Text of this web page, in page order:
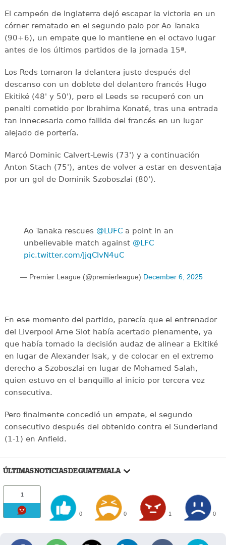
El campeón de Inglaterra dejó escapar la victoria en un
córner rematado en el segundo palo por Ao Tanaka
(90+6), un empate que lo mantiene en el octavo lugar
antes de los últimos partidos de la jornada 15ª.
Los Reds tomaron la delantera justo después del
descanso con un doblete del delantero francés Hugo
Ekitiké (48' y 50'), pero el Leeds se recuperó con un
penalti cometido por Ibrahima Konaté, tras una entrada
tan innecesaria como fallida del francés en un lugar
alejado de portería.
Marcó Dominic Calvert-Lewis (73') y a continuación
Anton Stach (75'), antes de volver a estar en desventaja
por un gol de Dominik Szoboszlai (80').
Ao Tanaka rescues @LUFC a point in an
unbelievable match against @LFC
pic.twitter.com/JjqClvN4uC
— Premier League (@premierleague) December 6, 2025
En ese momento del partido, parecía que el entrenador
del Liverpool Arne Slot había acertado plenamente, ya
que había tomado la decisión audaz de alinear a Ekitiké
en lugar de Alexander Isak, y de colocar en el extremo
derecho a Szoboszlai en lugar de Mohamed Salah,
quien estuvo en el banquillo al inicio por tercera vez
consecutiva.
Pero finalmente concedió un empate, el segundo
consecutivo después del obtenido contra el Sunderland
(1-1) en Anfield.
ÚLTIMAS NOTICIAS DE GUATEMALA
1
0 0 1 0